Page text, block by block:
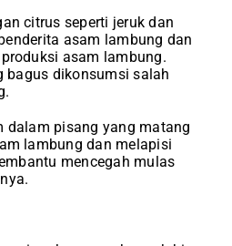
citrus seperti jeruk dan
asam lambung dan
asam lambung.
bagus dikonsumsi salah
dalam pisang yang matang
lambung dan melapisi
mencegah mulas